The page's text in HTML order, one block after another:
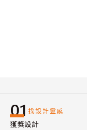
01 找設計靈感
獲獎設計